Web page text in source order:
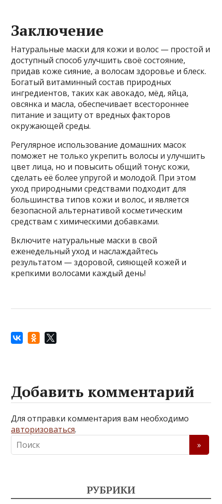
Заключение
Натуральные маски для кожи и волос — простой и
доступный способ улучшить своё состояние,
придав коже сияние, а волосам здоровье и блеск.
Богатый витаминный состав природных
ингредиентов, таких как авокадо, мёд, яйца,
овсянка и масла, обеспечивает всестороннее
питание и защиту от вредных факторов
окружающей среды.
Регулярное использование домашних масок
поможет не только укрепить волосы и улучшить
цвет лица, но и повысить общий тонус кожи,
сделать её более упругой и молодой. При этом
уход природными средствами подходит для
большинства типов кожи и волос, и является
безопасной альтернативой косметическим
средствам с химическими добавками.
Включите натуральные маски в свой
еженедельный уход и наслаждайтесь
результатом — здоровой, сияющей кожей и
крепкими волосами каждый день!
Добавить комментарий
Для отправки комментария вам необходимо
авторизоваться.
РУБРИКИ